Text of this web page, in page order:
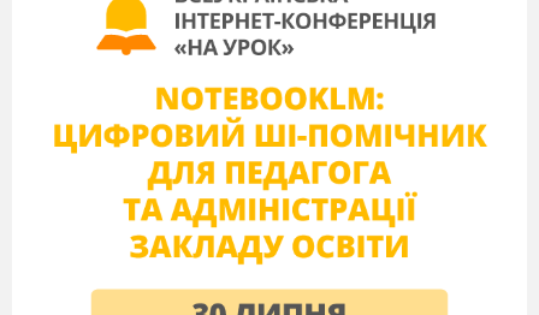
v=eJdH89ArE2Q
ІV. Робота за темою виховної години
Слово вчителя
У народі кажуть: «Без верби і калини
нема України».Калина– безсмертний
символ України. З давніх – давен
наш народ
опоетизовував цей кущ, оспівував його в
піснях. Образ ніжної рослини як символ